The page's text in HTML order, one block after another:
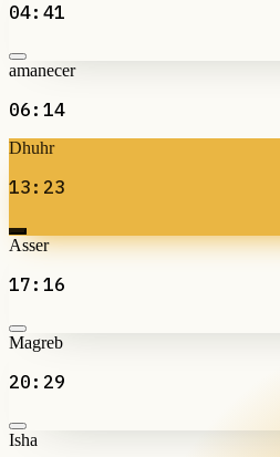
04:41
amanecer
06:14
Dhuhr
13:23
Asser
17:16
Magreb
20:29
Isha